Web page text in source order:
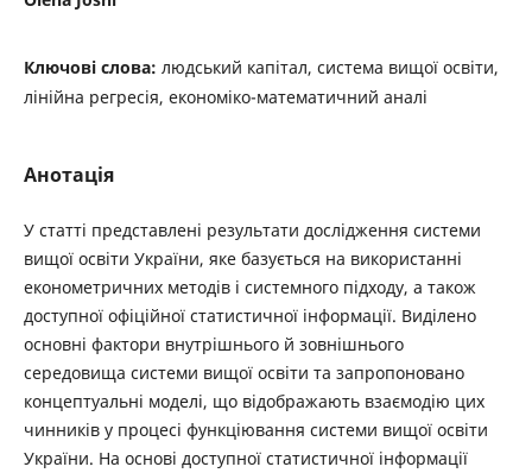
Ключові слова: людський капітал, система вищої освіти,
лінійна регресія, економіко-математичний аналі
Анотація
У статті представлені результати дослідження системи
вищої освіти України, яке базується на використанні
економетричних методів і системного підходу, а також
доступної офіційної статистичної інформації. Виділено
основні фактори внутрішнього й зовнішнього
середовища системи вищої освіти та запропоновано
концептуальні моделі, що відображають взаємодію цих
чинників у процесі функціювання системи вищої освіти
України. На основі доступної статистичної інформації